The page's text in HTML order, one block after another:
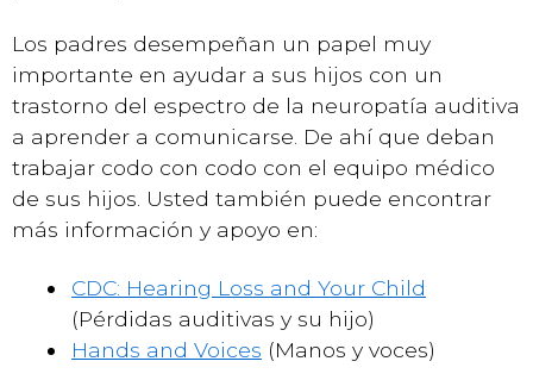
Los padres desempeñan un papel muy
importante en ayudar a sus hijos con un
trastorno del espectro de la neuropatía auditiva
a aprender a comunicarse. De ahí que deban
trabajar codo con codo con el equipo médico
de sus hijos. Usted también puede encontrar
más información y apoyo en:
CDC: Hearing Loss and Your Child
(Pérdidas auditivas y su hijo)
Hands and Voices (Manos y voces)